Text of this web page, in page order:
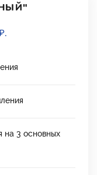
на 3 основных